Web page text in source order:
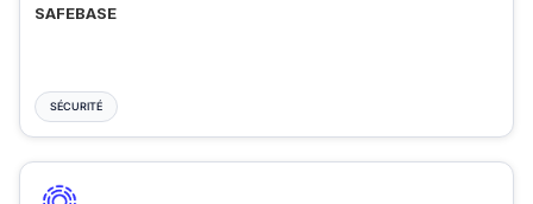
SAFEBASE
SÉCURITÉ